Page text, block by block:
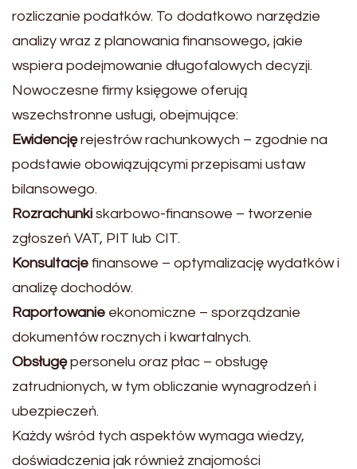
rozliczanie podatków. To dodatkowo narzędzie
analizy wraz z planowania finansowego, jakie
wspiera podejmowanie długofalowych decyzji.
Nowoczesne firmy księgowe oferują
wszechstronne usługi, obejmujące:
Ewidencjęrejestrów rachunkowych – zgodnie na
podstawie obowiązującymi przepisami ustaw
bilansowego.
Rozrachunki skarbowo-finansowe – tworzenie
zgłoszeń VAT, PIT lub CIT.
Konsultacje finansowe – optymalizację wydatków i
analizę dochodów.
Raportowanie ekonomiczne – sporządzanie
dokumentów rocznych i kwartalnych.
Obsługępersonelu oraz płac – obsługę
zatrudnionych, w tym obliczanie wynagrodzeń i
ubezpieczeń.
Każdy wśród tych aspektów wymaga wiedzy,
doświadczenia jak również znajomości